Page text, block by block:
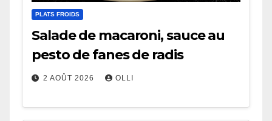
PLATS FROIDS
Salade de macaroni, sauce au
pesto de fanes de radis
2 AOÛT 2026 OLLI